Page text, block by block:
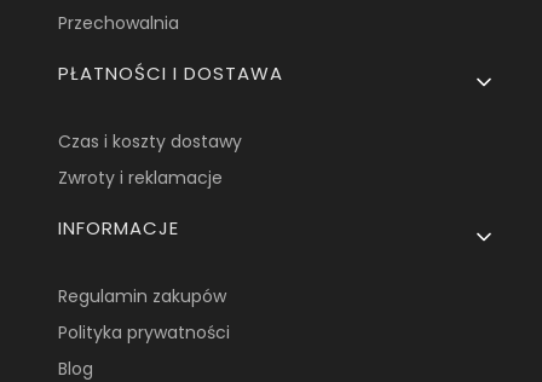
Przechowalnia
PŁATNOŚCI I DOSTAWA
Czas i koszty dostawy
Zwroty i reklamacje
INFORMACJE
Regulamin zakupów
Polityka prywatności
Blog